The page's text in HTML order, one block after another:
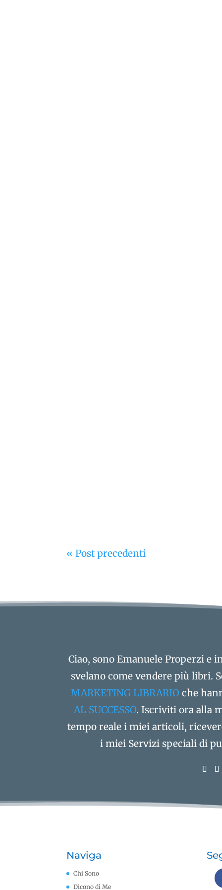
« Post precedenti
Ciao, sono Emanuele Properzi e
svelano come vendere più libri.
MARKETING LIBRARIO che
AL SUCCESSO. Iscriviti ora alla
tempo reale i miei articoli,
i miei Servizi speciali di
Naviga
Chi Sono
Dicono di Me